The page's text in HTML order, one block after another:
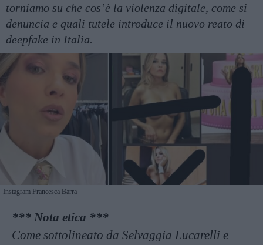
torniamo su che cos’è la violenza digitale, come si
denuncia e quali tutele introduce il nuovo reato di
deepfake in Italia.
Instagram Francesca Barra
*** Nota etica ***
Come sottolineato da Selvaggia Lucarelli e